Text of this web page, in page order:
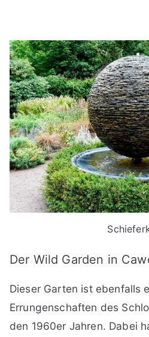
Der Wild Garden in
Dieser Garten ist ebenfalls
Errungenschaften des
den 1960er Jahren. Dabei